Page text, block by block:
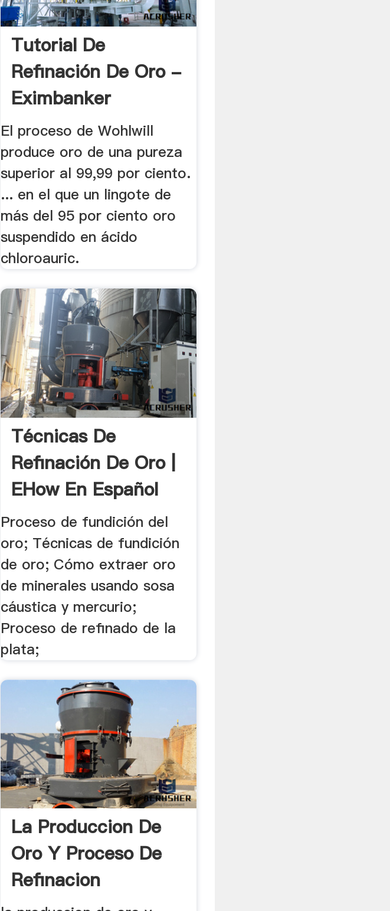
Tutorial De
Refinación De Oro -
Eximbanker
El proceso de Wohlwill
produce oro de una pureza
superior al 99,99 por ciento.
... en el que un lingote de
más del 95 por ciento oro
suspendido en ácido
chloroauric.
Técnicas De
Refinación De Oro |
EHow En Español
Proceso de fundición del
oro; Técnicas de fundición
de oro; Cómo extraer oro
de minerales usando sosa
cáustica y mercurio;
Proceso de refinado de la
plata;
La Produccion De
Oro Y Proceso De
Refinacion